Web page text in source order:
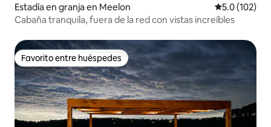
Estadía en granja en Meelon Calificación
5.0 (102)
Cabaña tranquila, fuera de la red con vistas increíbles
Favorito entre huéspedes
Favorito entre huéspedes